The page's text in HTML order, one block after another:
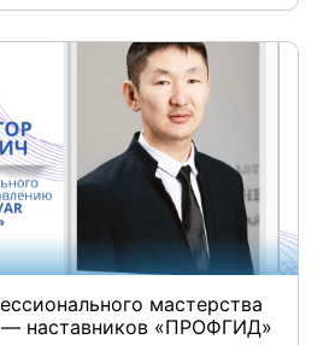
мастерства
— наставников «ПРОФГИД»